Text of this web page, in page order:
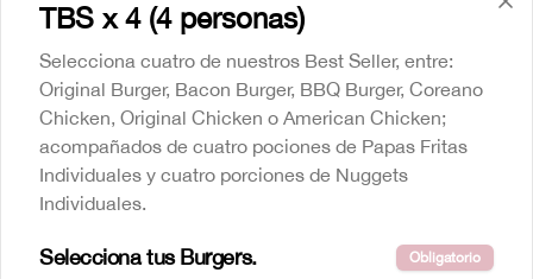
Fanta
$2.100
350 cc
TBS x 4 (4 personas)
Selecciona cuatro de nuestros Best Seller, entre:
Original Burger, Bacon Burger, BBQ Burger, Coreano
Chicken, Original Chicken o American Chicken;
acompañados de cuatro pociones de Papas Fritas
Individuales y cuatro porciones de Nuggets
Individuales.
Selecciona tus Burgers. Obligatorio